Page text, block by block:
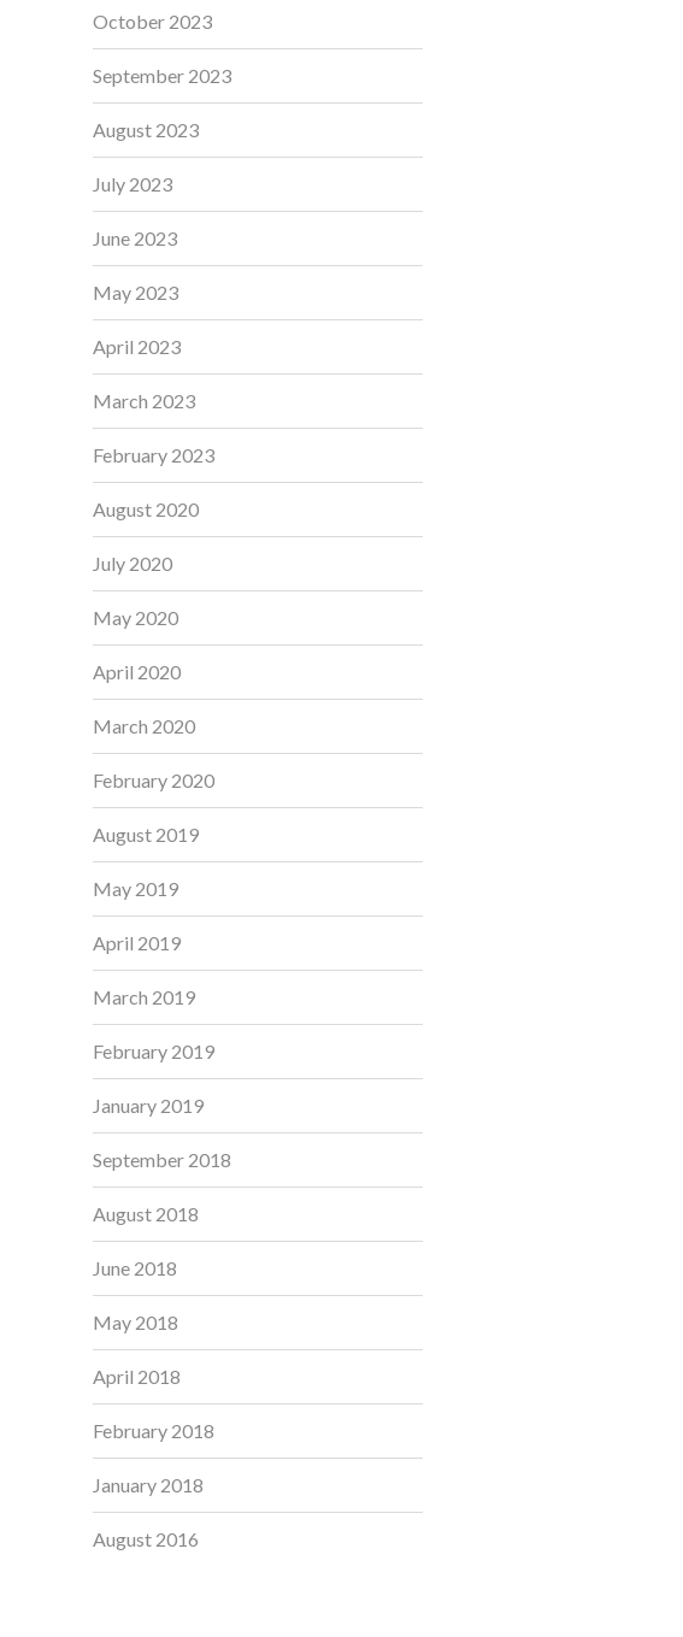
October 2023
September 2023
August 2023
July 2023
June 2023
May 2023
April 2023
March 2023
February 2023
August 2020
July 2020
May 2020
April 2020
March 2020
February 2020
August 2019
May 2019
April 2019
March 2019
February 2019
January 2019
September 2018
August 2018
June 2018
May 2018
April 2018
February 2018
January 2018
August 2016